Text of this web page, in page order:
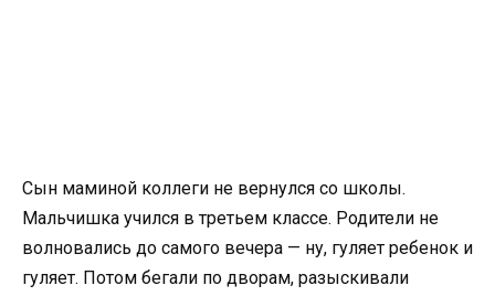
Сын маминой коллеги не вернулся со школы.
Мальчишка учился в третьем классе. Родители не
волновались до самого вечера — ну, гуляет ребенок и
гуляет. Потом бегали по дворам, разыскивали